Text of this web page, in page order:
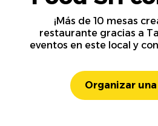
¡Más de 10 mesas
restaurante gracias a
eventos en este local y
Organizar